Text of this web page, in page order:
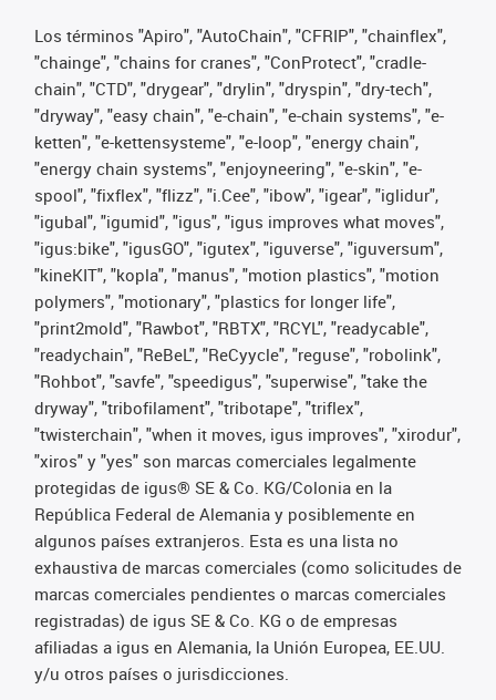
Los términos "Apiro", "AutoChain", "CFRIP", "chainflex",
"chainge", "chains for cranes", "ConProtect", "cradle-
chain", "CTD", "drygear", "drylin", "dryspin", "dry-tech",
"dryway", "easy chain", "e-chain", "e-chain systems", "e-
ketten", "e-kettensysteme", "e-loop", "energy chain",
"energy chain systems", "enjoyneering", "e-skin", "e-
spool", "fixflex", "flizz", "i.Cee", "ibow", "igear", "iglidur",
"igubal", "igumid", "igus", "igus improves what moves",
"igus:bike", "igusGO", "igutex", "iguverse", "iguversum",
"kineKIT", "kopla", "manus", "motion plastics", "motion
polymers", "motionary", "plastics for longer life",
"print2mold", "Rawbot", "RBTX", "RCYL", "readycable",
"readychain", "ReBeL", "ReCyycle", "reguse", "robolink",
"Rohbot", "savfe", "speedigus", "superwise", "take the
dryway", "tribofilament", "tribotape", "triflex",
"twisterchain", "when it moves, igus improves", "xirodur",
"xiros" y "yes" son marcas comerciales legalmente
protegidas de igus® SE & Co. KG/Colonia en la
República Federal de Alemania y posiblemente en
algunos países extranjeros. Esta es una lista no
exhaustiva de marcas comerciales (como solicitudes de
marcas comerciales pendientes o marcas comerciales
registradas) de igus SE & Co. KG o de empresas
afiliadas a igus en Alemania, la Unión Europea, EE.UU.
y/u otros países o jurisdicciones.